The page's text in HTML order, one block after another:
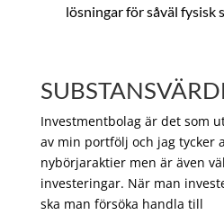
lösningar för såväl fysisk
Investmentbolag är det som
av min portfölj och jag tycker
nybörjaraktier men är även
investeringar. När man
ska man försöka handla till